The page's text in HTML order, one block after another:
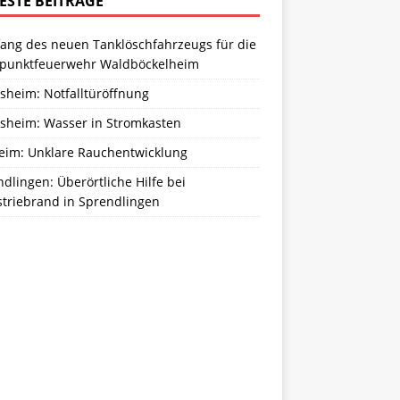
des neuen Tanklöschfahrzeugs für die
Waldböckelheim
Notfalltüröffnung
Wasser in Stromkasten
Unklare Rauchentwicklung
Überörtliche Hilfe bei
in Sprendlingen